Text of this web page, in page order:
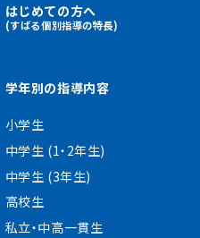
はじめての方へ
(すばる個別指導の特長)
学年別の指導内容
小学生
中学生 (1・2年生)
中学生 (3年生)
高校生
私立・中高一貫生